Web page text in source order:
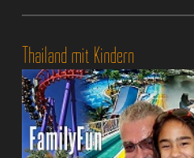
Thailand mit Kindern